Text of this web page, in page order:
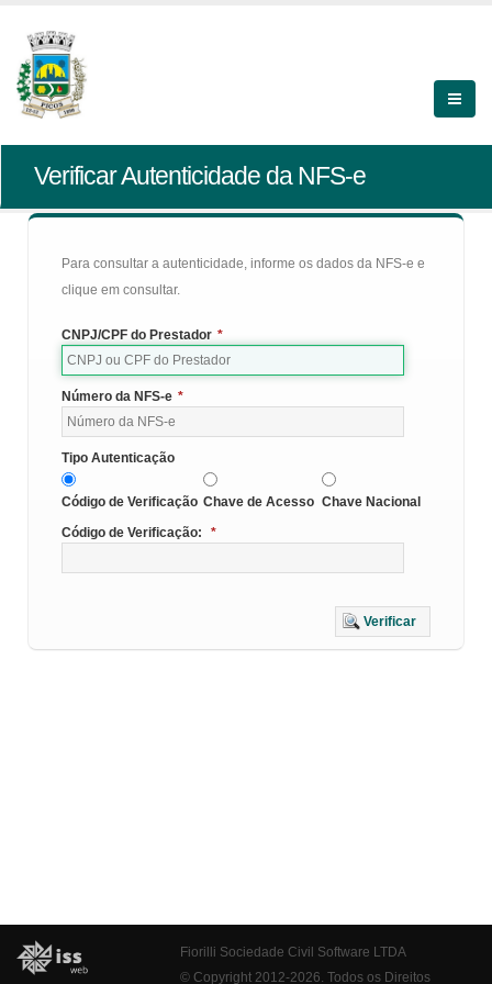
Verificar Autenticidade da NFS-e
Para consultar a autenticidade, informe os dados da NFS-e e
clique em consultar.
CNPJ/CPF do Prestador *
Número da NFS-e *
Tipo Autenticação
Código de Verificação Chave de Acesso Chave Nacional
Código de Verificação:
*
Verificar
Fiorilli Sociedade Civil Software LTDA
© Copyright 2012-2026. Todos os Direitos